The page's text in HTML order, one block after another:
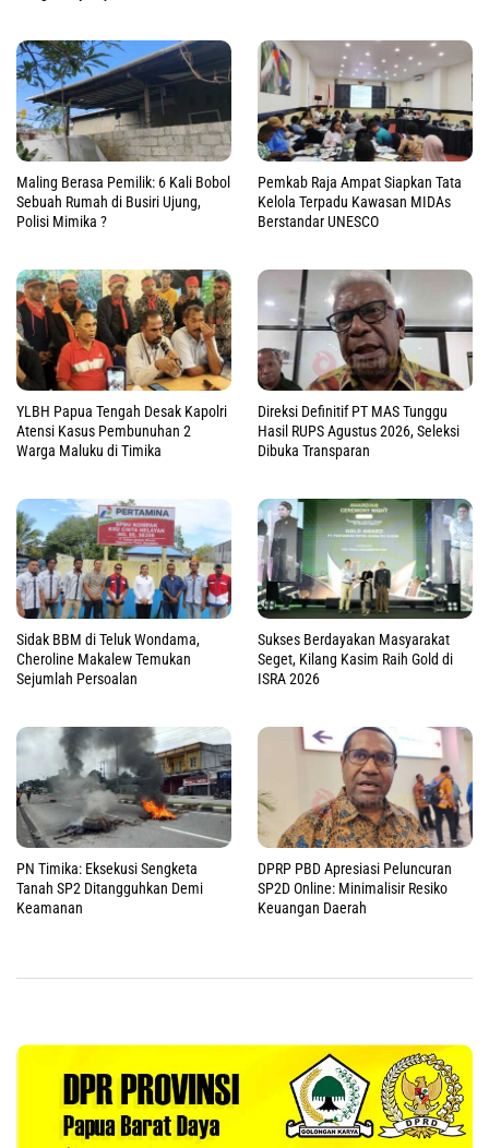
Maling Berasa Pemilik: 6 Kali Bobol
Sebuah Rumah di Busiri Ujung,
Polisi Mimika ?
Pemkab Raja Ampat Siapkan Tata
Kelola Terpadu Kawasan MIDAs
Berstandar UNESCO
YLBH Papua Tengah Desak Kapolri
Atensi Kasus Pembunuhan 2
Warga Maluku di Timika
Direksi Definitif PT MAS Tunggu
Hasil RUPS Agustus 2026, Seleksi
Dibuka Transparan
Sidak BBM di Teluk Wondama,
Cheroline Makalew Temukan
Sejumlah Persoalan
Sukses Berdayakan Masyarakat
Seget, Kilang Kasim Raih Gold di
ISRA 2026
PN Timika: Eksekusi Sengketa
Tanah SP2 Ditangguhkan Demi
Keamanan
DPRP PBD Apresiasi Peluncuran
SP2D Online: Minimalisir Resiko
Keuangan Daerah